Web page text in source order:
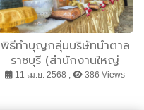
พิธีทำบุญกลุ่มบริษัทน้ำตาล
ราชบุรี (สำนักงานใหญ่
สีลม) เจริญพระพุทธมนต์
11 เม.ย. 2568 , 386 Views